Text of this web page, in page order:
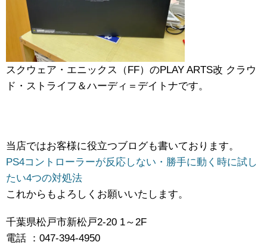
スクウェア・エニックス（FF）のPLAY ​ARTS改 ​クラウ
ド・ストライフ＆ハーディ＝デイトナです。
当店ではお客様に役立つブログも書いております。
PS4コントローラーが反応しない・勝手に動く時に試し
たい4つの対処法
これからもよろしくお願いいたします。
千葉県松戸市新松戸2-20 1～2F
電話 ：047-394-4950